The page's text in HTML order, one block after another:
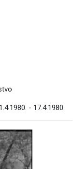
1.4.1980. - 17.4.1980.